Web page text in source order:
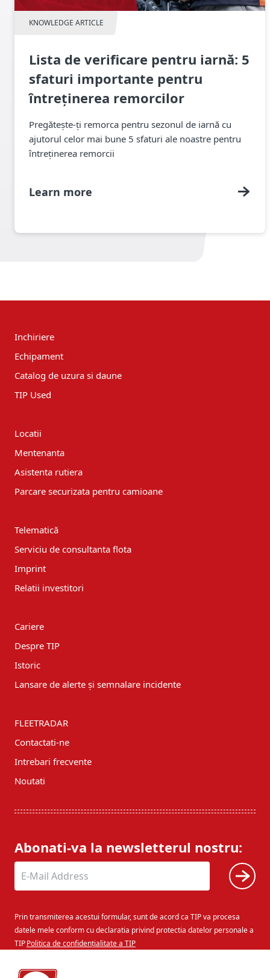
KNOWLEDGE ARTICLE
Lista de verificare pentru iarnă: 5
sfaturi importante pentru
întreținerea remorcilor
Pregătește-ți remorca pentru sezonul de iarnă cu
ajutorul celor mai bune 5 sfaturi ale noastre pentru
întreținerea remorcii
Learn more
Inchiriere
Echipament
Catalog de uzura si daune
TIP Used
Locatii
Mentenanta
Asistenta rutiera
Parcare securizata pentru camioane
Telematică
Serviciu de consultanta flota
Imprint
Relatii investitori
Cariere
Despre TIP
Istoric
Lansare de alerte și semnalare incidente
FLEETRADAR
Contactati-ne
Intrebari frecvente
Noutati
Abonati-va la newsletterul nostru:
Prin transmiterea acestui formular, sunt de acord ca TIP va procesa
datele mele conform cu declaratia privind protectia datelor personale a
TIPPolitica de confidențialitate a TIP